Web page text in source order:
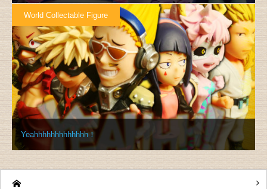
World Collectable Figure
Yeahhhhhhhhhhhhh！